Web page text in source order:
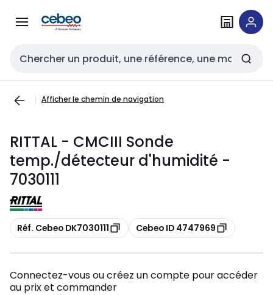
navigationau
Entrée de recherche
Afficher le chemin de navigation
RITTAL - CMCIII Sonde
temp./détecteur d'humidité -
7030111
Copier
Réf. Cebeo DK7030111 Copier
Cebeo ID 4747969
Connectez-vous ou créez un compte pour accéder
au prix et commander